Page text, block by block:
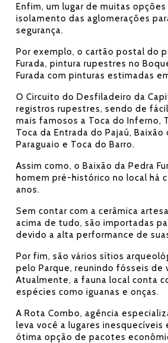
Enfim, um lugar de muitas
isolamento das aglomerações
segurança.
Por exemplo, o cartão postal do
Furada, pintura rupestres no
Furada com pinturas estimadas
O Circuito do Desfiladeiro da
registros rupestres, sendo de
mais famosos a Toca do Inferno,
Toca da Entrada do Pajaú, Baixão
Paraguaio e Toca do Barro.
Assim como, o Baixão da Pedra
homem pré-histórico no local há
anos.
Sem contar com a cerâmica
acima de tudo, são importadas
devido a alta performance de
Por fim, são vários sítios
pelo Parque, reunindo fósseis de
Atualmente, a fauna local conta
espécies como iguanas e onças.
A Rota Combo, agência
leva você a lugares inesquecíveis
ótima opção de pacotes